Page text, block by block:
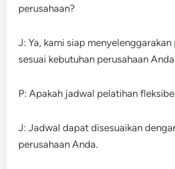
perusahaan?
J: Ya, kami siap
sesuai kebutuhan perusahaan
P: Apakah jadwal pelatihan
J: Jadwal dapat disesuaikan
perusahaan Anda.